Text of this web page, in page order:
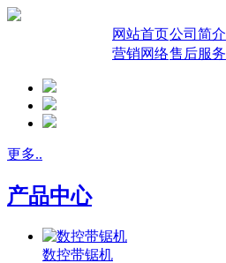
网站首页公司简介
营销网络售后服务
更多..
产品中心
数控带锯机